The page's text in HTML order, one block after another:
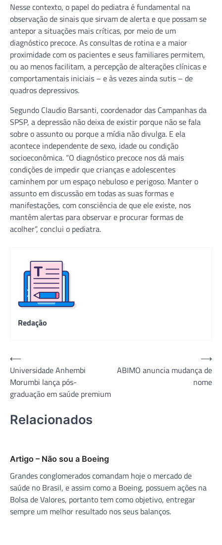
Nesse contexto, o papel do pediatra é fundamental na
observação de sinais que sirvam de alerta e que possam se
antepor a situações mais críticas, por meio de um
diagnóstico precoce. As consultas de rotina e a maior
proximidade com os pacientes e seus familiares permitem,
ou ao menos facilitam, a percepção de alterações clínicas e
comportamentais iniciais – e às vezes ainda sutis – de
quadros depressivos.
Segundo Claudio Barsanti, coordenador das Campanhas da
SPSP, a depressão não deixa de existir porque não se fala
sobre o assunto ou porque a mídia não divulga. E ela
acontece independente de sexo, idade ou condição
socioeconômica. “O diagnóstico precoce nos dá mais
condições de impedir que crianças e adolescentes
caminhem por um espaço nebuloso e perigoso. Manter o
assunto em discussão em todas as suas formas e
manifestações, com consciência de que ele existe, nos
mantêm alertas para observar e procurar formas de
acolher”, conclui o pediatra.
Redação
Navegação
de
Post
⟵
Universidade Anhembi
Morumbi lança pós-
graduação em saúde premium
ABIMO anuncia mudança de
nome
⟶
Relacionados
Artigo – Não sou a Boeing
Grandes conglomerados comandam hoje o mercado de
saúde no Brasil, e assim como a Boeing, possuem ações na
Bolsa de Valores, portanto tem como objetivo, entregar
sempre um melhor resultado nos seus balanços.